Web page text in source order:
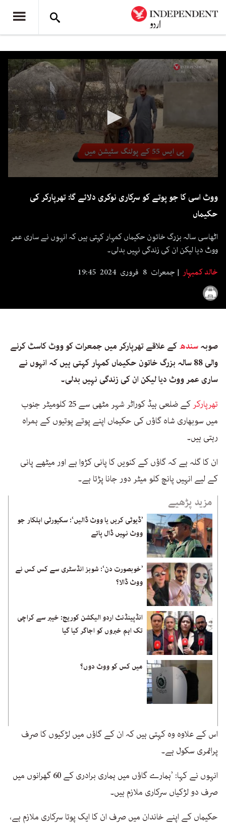
ووٹ اسی کا جو پوتے کو سرکاری نوکری دلائے گا: تھرپارکر کی
حکیماں
اٹھاسی سالہ بزرگ خاتون حکیماں کمہار کہتی ہیں کہ انہوں نے ساری عمر
ووٹ دیا لیکن ان کی زندگی نہیں بدلی۔
خالد کمبہار
جمعرات 8 فروری 2024 19:45
صوبہسندھکے علاقے تھرپارکر میں جمعرات کو ووٹ کاسٹ کرنے
والی 88 سالہ بزرگ خاتون حکیماں کمہار کہتی ہیں کہ انہوں نے
ساری عمر ووٹ دیا لیکن ان کی زندگی نہیں بدلی۔
تھرپارکر
کے ضلعی ہیڈ کوراٹر شہر مٹھی سے 25 کلومیٹر جنوب
میں سوبھاری شاہ گاؤں کی حکیماں اپنے پوتے پوتیوں کے ہمراہ
رہتی ہیں۔
ان کا گلہ ہے کہ گاؤں کے کنویں کا پانی کڑوا ہے اور میٹھے پانی
کے لیے انہیں پانچ کلو میٹر دور جانا پڑتا ہے۔
مزید پڑھیے
’ڈیوٹی کریں یا ووٹ ڈالیں‘: سکیورٹی اہلکار جو
ووٹ نہیں ڈال پاتے
’خوبصورت دن‘: شوبز انڈسٹری سے کس کس نے
ووٹ ڈالا؟
انڈپینڈنٹ اردو الیکشن کوریج: خیبر سے کراچی
تک اہم خبروں کو اجاگر کیا گیا
میں کس کو ووٹ دوں؟
اس کے علاوہ وہ کہتی ہیں کہ ان کے گاؤں میں لڑکیوں کا صرف
پرائمری سکول ہے۔
انہوں نے کہا: ’ہمارے گاؤں میں ہماری برادری کے 60 گھرانوں میں
صرف دو لڑکیاں سرکاری ملازم ہیں۔
حکیماں کے اپنے خاندان میں صرف ان کا ایک پوتا سرکاری ملازم ہے،